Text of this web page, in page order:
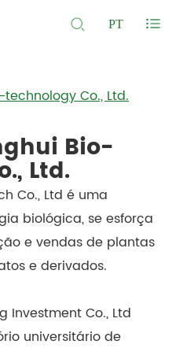
PT
Co., Ltd.
Bio-
Ltd.
Co., Ltd é uma
biológica, se esforça
e vendas de plantas
e derivados.
Investment Co., Ltd
universitário de